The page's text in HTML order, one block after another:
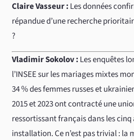
Claire Vasseur : Les données
répandue d’une recherche
?
Vladimir Sokolov : Les enquêtes
l’INSEE sur les mariages mixtes
34 % des femmes russes et
2015 et 2023 ont contracté une
ressortissant français dans les
installation. Ce n’est pas trivial : la